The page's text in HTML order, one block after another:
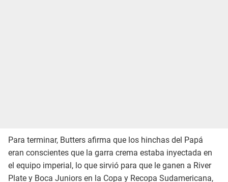
Para terminar, Butters afirma que los hinchas del Papá
eran conscientes que la garra crema estaba inyectada en
el equipo imperial, lo que sirvió para que le ganen a River
Plate y Boca Juniors en la Copa y Recopa Sudamericana,